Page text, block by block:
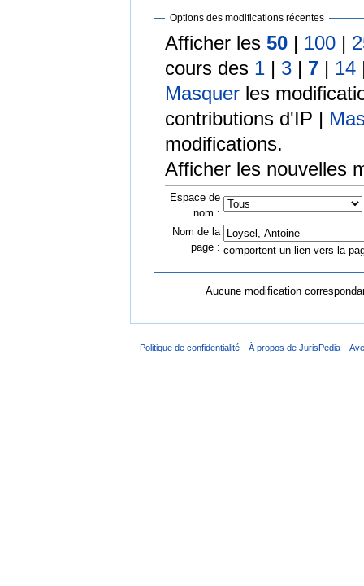
Options des modifications récentes
Afficher les 50| 100|
cours des 1| 3| 7| 14
Masquerles
contributions d'IP |
modifications.
Afficher les nouvelles
Espace de
nom :
Nom de la
page : comportent un lien vers la
Aucune modification
Politique de confidentialité À propos de JurisPedia